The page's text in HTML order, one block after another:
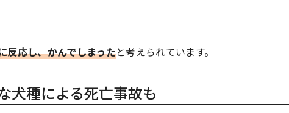
反応し、かんでしまったと考えられています。
犬種による死亡事故も